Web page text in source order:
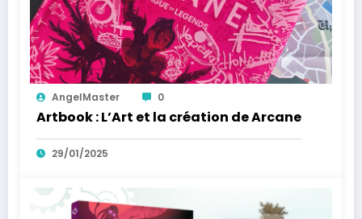
AngelMaster 0
Artbook : L’Art et la création de Arcane
29/01/2025